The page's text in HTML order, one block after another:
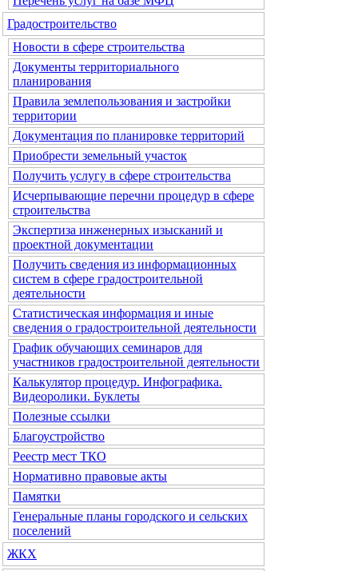
Градостроительство
Новости в сфере строительства
Документы территориального
планирования
Правила землепользования и застройки
территории
Документация по планировке территорий
Приобрести земельный участок
Получить услугу в сфере строительства
Исчерпывающие перечни процедур в сфере
строительства
Экспертиза инженерных изысканий и
проектной документации
Получить сведения из информационных
систем в сфере градостроительной
деятельности
Статистическая информация и иные
сведения о градостроительной деятельности
График обучающих семинаров для
участников градостроительной деятельности
Калькулятор процедур. Инфографика.
Видеоролики. Буклеты
Полезные ссылки
Благоустройство
Реестр мест ТКО
Нормативно правовые акты
Памятки
Генеральные планы городского и сельских
поселений
ЖКХ